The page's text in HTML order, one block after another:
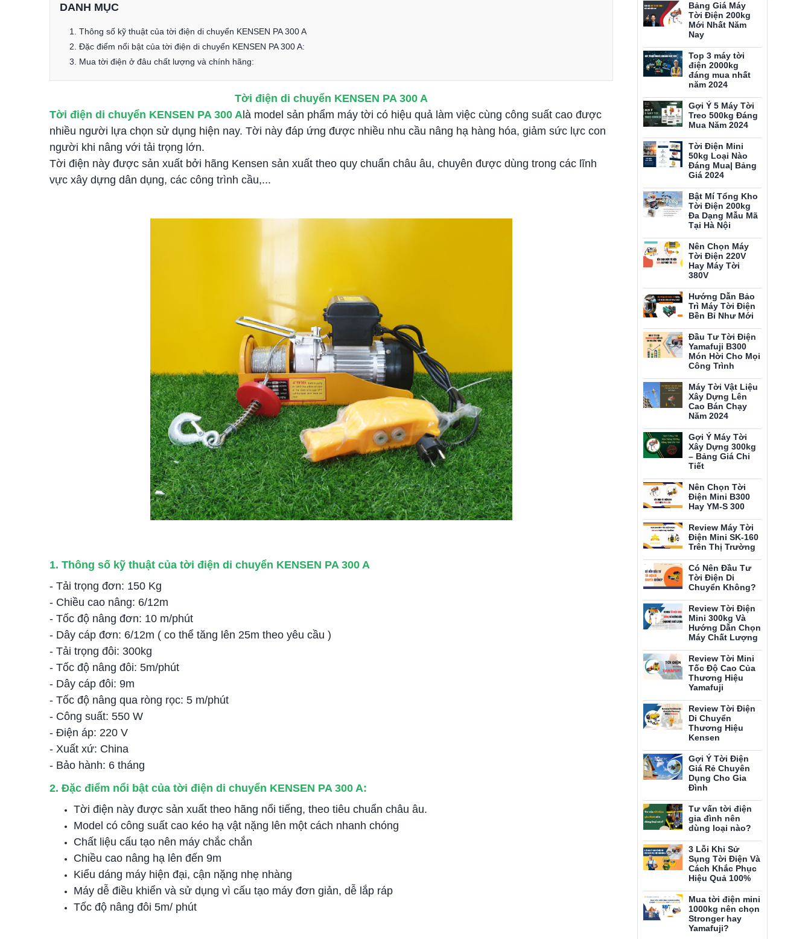
DANH MỤC
1. Thông số kỹ thuật của tời điện di chuyển KENSEN PA 300 A
2. Đặc điểm nổi bật của tời điện di chuyển KENSEN PA 300 A:
3. Mua tời điện ở đâu chất lượng và chính hãng:
Tời điện di chuyển KENSEN PA 300 A
Tời điện di chuyển KENSEN PA 300 A là model sản phẩm máy tời có hiệu quả làm việc cùng công suất cao được
nhiều người lựa chọn sử dụng hiện nay. Tời này đáp ứng được nhiều nhu cầu nâng hạ hàng hóa, giảm sức lực con
người khi nâng với tải trọng lớn.
Tời điện này được sản xuất bởi hãng Kensen sản xuất theo quy chuẩn châu âu, chuyên được dùng trong các lĩnh
vực xây dựng dân dụng, các công trình cầu,...
1. Thông số kỹ thuật của tời điện di chuyển KENSEN PA 300 A
- Tải trọng đơn: 150 Kg
- Chiều cao nâng: 6/12m
- Tốc độ nâng đơn: 10 m/phút
- Dây cáp đơn: 6/12m ( co thể tăng lên 25m theo yêu cầu )
- Tải trọng đôi: 300kg
- Tốc độ nâng đôi: 5m/phút
- Dây cáp đôi: 9m
- Tốc độ nâng qua ròng rọc: 5 m/phút
- Công suất: 550 W
- Điện áp: 220 V
- Xuất xứ: China
- Bảo hành: 6 tháng
2. Đặc điểm nổi bật của tời điện di chuyển KENSEN PA 300 A:
Tời điện này được sản xuất theo hãng nổi tiếng, theo tiêu chuẩn châu âu.
Model có công suất cao kéo hạ vật nặng lên một cách nhanh chóng
Chất liệu cấu tạo nên máy chắc chắn
Chiều cao nâng hạ lên đến 9m
Kiểu dáng máy hiện đại, cận nặng nhẹ nhàng
Máy dễ điều khiển và sử dụng vì cấu tạo máy đơn giản, dễ lắp ráp
Tốc độ nâng đôi 5m/ phút
Bảng Giá Máy
Tời Điện 200kg
Mới Nhất Năm
Nay
Top 3 máy tời
điện 2000kg
đáng mua nhất
năm 2024
Gợi Ý 5 Máy Tời
Treo 500kg Đáng
Mua Năm 2024
Tời Điện Mini
50kg Loại Nào
Đáng Mua| Bảng
Giá 2024
Bật Mí Tổng Kho
Tời Điện 200kg
Đa Dạng Mẫu Mã
Tại Hà Nội
Nên Chọn Máy
Tời Điện 220V
Hay Máy Tời
380V
Hướng Dẫn Bảo
Trì Máy Tời Điện
Bền Bỉ Như Mới
Đầu Tư Tời Điện
Yamafuji B300
Món Hời Cho Mọi
Công Trình
Máy Tời Vật Liệu
Xây Dựng Lên
Cao Bán Chạy
Năm 2024
Gợi Ý Máy Tời
Xây Dựng 300kg
– Bảng Giá Chi
Tiết
Nên Chọn Tời
Điện Mini B300
Hay YM-S 300
Review Máy Tời
Điện Mini SK-160
Trên Thị Trường
Có Nên Đầu Tư
Tời Điện Di
Chuyển Không?
Review Tời Điện
Mini 300kg Và
Hướng Dẫn Chọn
Máy Chất Lượng
Review Tời Mini
Tốc Độ Cao Của
Thương Hiệu
Yamafuji
Review Tời Điện
Di Chuyển
Thương Hiệu
Kensen
Gợi Ý Tời Điện
Giá Rẻ Chuyên
Dụng Cho Gia
Đình
Tư vấn tời điện
gia đình nên
dùng loại nào?
3 Lỗi Khi Sử
Sụng Tời Điện Và
Cách Khắc Phục
Hiệu Quả 100%
Mua tời điện mini
1000kg nên chọn
Stronger hay
Yamafuji?